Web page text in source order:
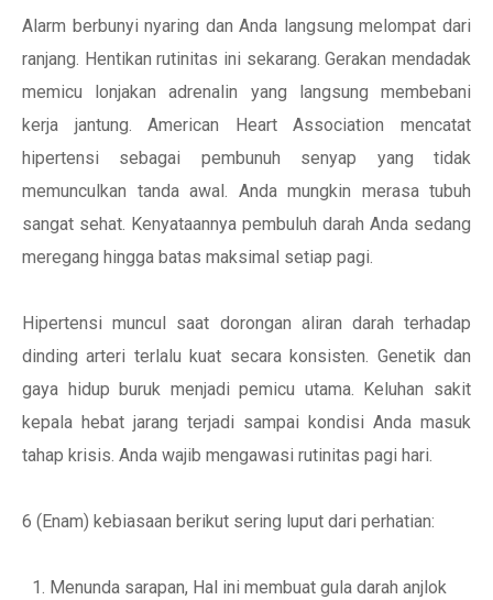
Alarm berbunyi nyaring dan Anda langsung melompat dari
ranjang. Hentikan rutinitas ini sekarang. Gerakan mendadak
memicu lonjakan adrenalin yang langsung membebani
kerja jantung. American Heart Association mencatat
hipertensi sebagai pembunuh senyap yang tidak
memunculkan tanda awal. Anda mungkin merasa tubuh
sangat sehat. Kenyataannya pembuluh darah Anda sedang
meregang hingga batas maksimal setiap pagi.
Hipertensi muncul saat dorongan aliran darah terhadap
dinding arteri terlalu kuat secara konsisten. Genetik dan
gaya hidup buruk menjadi pemicu utama. Keluhan sakit
kepala hebat jarang terjadi sampai kondisi Anda masuk
tahap krisis. Anda wajib mengawasi rutinitas pagi hari.
6 (Enam) kebiasaan berikut sering luput dari perhatian:
Menunda sarapan, Hal ini membuat gula darah anjlok